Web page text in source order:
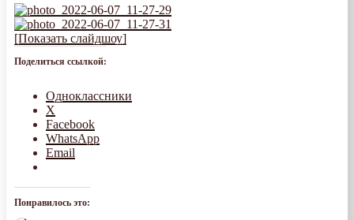
[Показать слайдшоу]
Поделиться ссылкой:
Одноклассники
X
Facebook
WhatsApp
Email
Понравилось это: